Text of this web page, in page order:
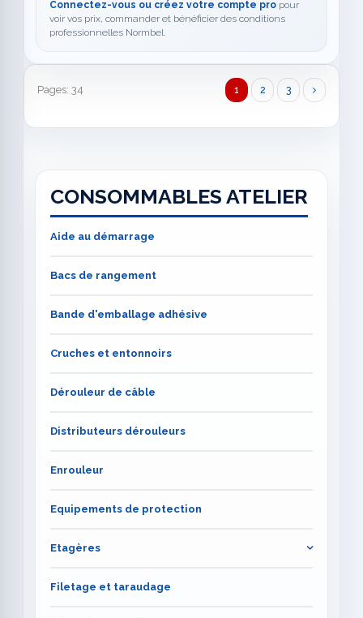
Connectez-vous ou créez votre compte pro pour
voir vos prix, commander et bénéficier des conditions
professionnelles Normbel.
Pages: 34 1 2 3
CONSOMMABLES ATELIER
Aide au démarrage
Bacs de rangement
Bande d'emballage adhésive
Cruches et entonnoirs
Dérouleur de câble
Distributeurs dérouleurs
Enrouleur
Equipements de protection
Etagères
Filetage et taraudage